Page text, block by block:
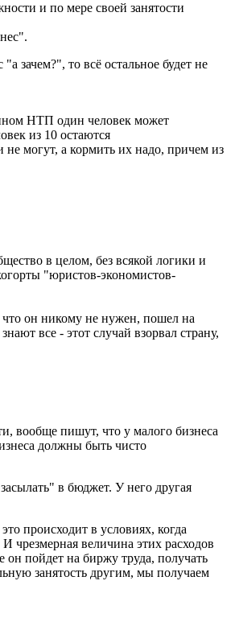
и по мере своей занятости
зачем?", то всё остальное будет не
НТП один человек может
из 10 остаются
не могут, а кормить их надо, причем из
в целом, без всякой логики и
"юристов-экономистов-
что он никому не нужен, пошел на
все - этот случай взорвал страну,
вообще пишут, что у малого бизнеса
должны быть чисто
в бюджет. У него другая
происходит в условиях, когда
чрезмерная величина этих расходов
он пойдет на биржу труда, получать
занятость другим, мы получаем